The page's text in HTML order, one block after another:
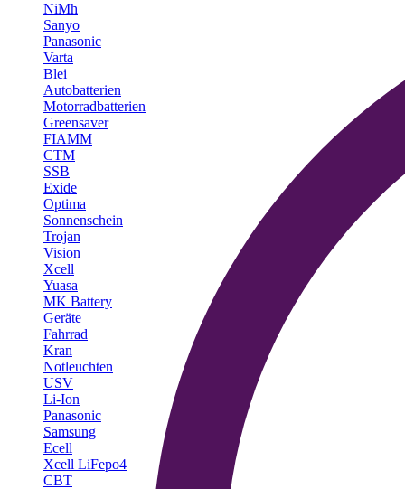
NiMh
Sanyo
Panasonic
Varta
Blei
Autobatterien
Motorradbatterien
Greensaver
FIAMM
CTM
SSB
Exide
Optima
Sonnenschein
Trojan
Vision
Xcell
Yuasa
MK Battery
Geräte
Fahrrad
Kran
Notleuchten
USV
Li-Ion
Panasonic
Samsung
Ecell
Xcell LiFepo4
CBT